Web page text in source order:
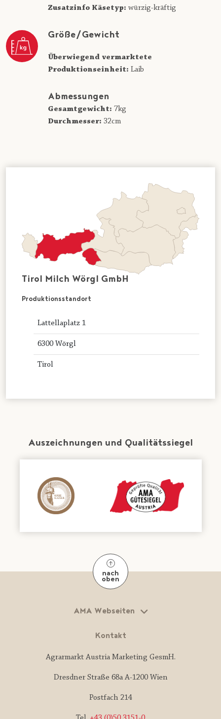
Zusatzinfo Käsetyp: würzig-kräftig
Größe/Gewicht
Überwiegend vermarktete
Produktionseinheit: Laib
Abmessungen
Gesamtgewicht: 7kg
Durchmesser: 32cm
Tirol Milch Wörgl GmbH
Produktionsstandort
Lattellaplatz 1
6300 Wörgl
Tirol
Auszeichnungen und Qualitätssiegel
nach
oben
AMA Webseiten
Kontakt
Agrarmarkt Austria Marketing GesmH.
Dresdner Straße 68a A-1200 Wien
Postfach 214